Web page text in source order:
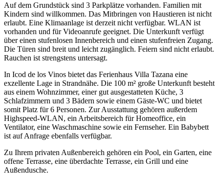
Auf dem Grundstück sind 3 Parkplätze vorhanden. Familien mit
Kindern sind willkommen. Das Mitbringen von Haustieren ist nicht
erlaubt. Eine Klimaanlage ist derzeit nicht verfügbar. WLAN ist
vorhanden und für Videoanrufe geeignet. Die Unterkunft verfügt
über einen stufenlosen Innenbereich und einen stufenfreien Zugang.
Die Türen sind breit und leicht zugänglich. Feiern sind nicht erlaubt.
Rauchen ist strengstens untersagt.
In Icod de los Vinos bietet das Ferienhaus Villa Tazana eine
exzellente Lage in Strandnähe. Die 100 m² große Unterkunft besteht
aus einem Wohnzimmer, einer gut ausgestatteten Küche, 3
Schlafzimmern und 3 Bädern sowie einem Gäste-WC und bietet
somit Platz für 6 Personen. Zur Ausstattung gehören außerdem
Highspeed-WLAN, ein Arbeitsbereich für Homeoffice, ein
Ventilator, eine Waschmaschine sowie ein Fernseher. Ein Babybett
ist auf Anfrage ebenfalls verfügbar.
Zu Ihrem privaten Außenbereich gehören ein Pool, ein Garten, eine
offene Terrasse, eine überdachte Terrasse, ein Grill und eine
Außendusche.